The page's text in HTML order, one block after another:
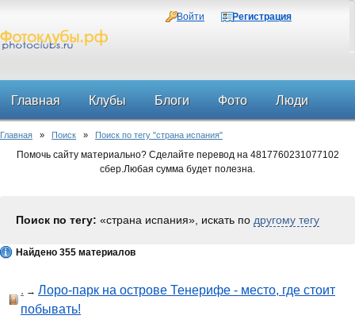
Войти Регистрация
Главная Клубы Блоги Фото Люди
Форум
Главная » Поиск » Поиск по тегу "страна испания"
Помочь сайту материально? Сделайте перевод на 4817760231077102
сбер.Любая сумма будет полезна.
Поиск по тегу: «страна испания», искать по другому тегу
Найдено 355 материалов
. → Лоро-парк на острове Тенерифе - место, где стоит
побывать!